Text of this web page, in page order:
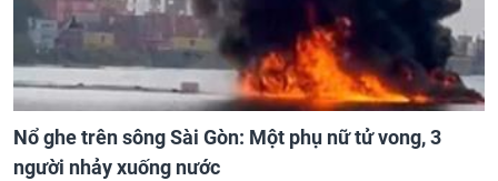
Nổ ghe trên sông Sài Gòn: Một phụ nữ tử vong, 3
người nhảy xuống nước